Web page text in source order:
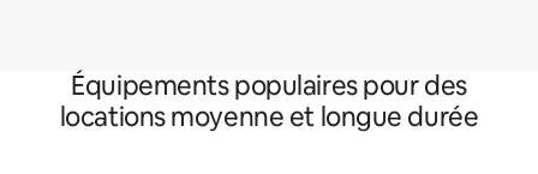
Équipements populaires pour des
locations moyenne et longue durée